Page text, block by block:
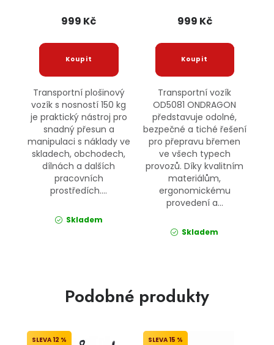
999 Kč
Transportní plošinový
vozík s nosností 150 kg
je praktický nástroj pro
snadný přesun a
manipulaci s náklady ve
skladech, obchodech,
dílnách a dalších
pracovních
prostředích....
Skladem
999 Kč
Transportní vozík
OD5081 ONDRAGON
představuje odolné,
bezpečné a tiché řešení
pro přepravu břemen
ve všech typech
provozů. Díky kvalitním
materiálům,
ergonomickému
provedení a...
Skladem
Podobné produkty
12 % 15 %